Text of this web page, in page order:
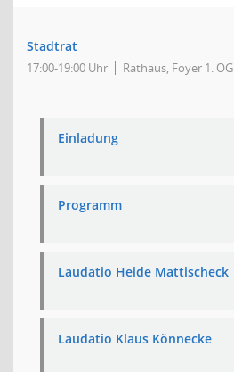
Stadtrat
17:00-19:00 Uhr Rathaus, Foyer 1. OG
Einladung
Programm
Laudatio Heide Mattischeck
Laudatio Klaus Könnecke